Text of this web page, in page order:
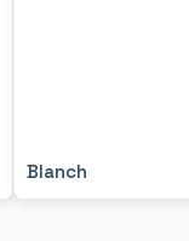
Blanch